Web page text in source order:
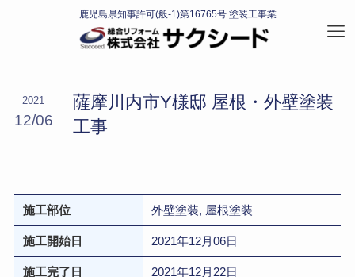
薩摩川内市Y様邸 屋根・外壁塗装
工事
2021
12/06
施工部位 外壁塗装, 屋根塗装
施工開始日 2021年12月06日
施工完了日 2021年12月22日